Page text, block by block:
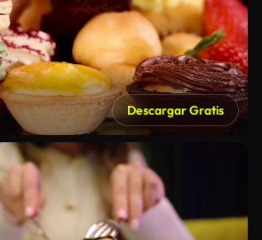
Descargar Gratis